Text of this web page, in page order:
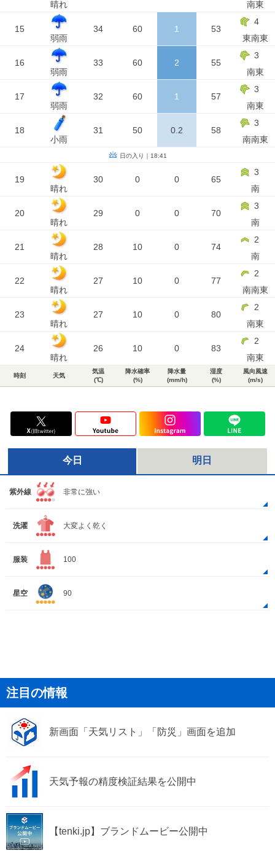
晴れ 南東
15
弱雨
34 60 1 53
4
東南東
16
弱雨
33 60 2 55
3
南東
17
弱雨
32 60 1 57
3
南東
18
小雨
31 50 0.2 58
3
南南東
日の入り｜18:41
19
晴れ
30 0 0 65
3
南
20
晴れ
29 0 0 70
3
南
21
晴れ
28 10 0 74
2
南
22
晴れ
27 10 0 77
2
南南東
23
晴れ
27 10 0 80
2
南東
24
晴れ
26 10 0 83
2
南東
時刻 天気
気温
(℃)
降水確率
(%)
降水量
(mm/h)
湿度
(%)
風向風速
(m/s)
今日 明日
紫外線 非常に強い
洗濯 大変よく乾く
服装 100
星空 90
注目の情報
新画面「天気リスト」「防災」画面を追加
天気予報の精度検証結果を公開中
【tenki.jp】ブランドムービー公開中